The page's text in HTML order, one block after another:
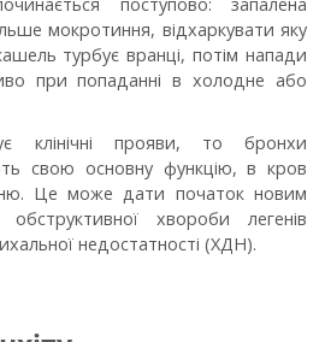
мокротиння, відхаркувати яку
турбує вранці, потім напади
при попаданні в холодне або
клінічні прояви, то бронхи
свою основну функцію, в кров
Це може дати початок новим
обструктивної хвороби легенів
недостатності (ХДН).